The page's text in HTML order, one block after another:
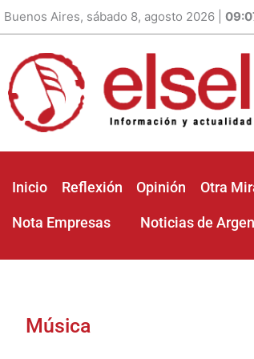
Buenos Aires, sábado 8, agosto 2026 |
Inicio Reflexión Opinión Otra
Nota Empresas Noticias de
Música